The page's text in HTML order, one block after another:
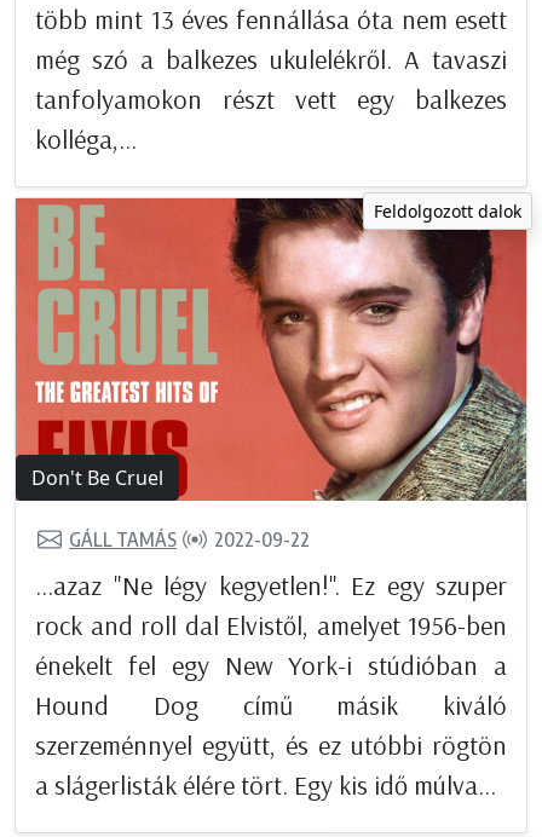
több mint 13 éves fennállása óta nem esett
még szó a balkezes ukulelékről. A tavaszi
tanfolyamokon részt vett egy balkezes
kolléga,...
Feldolgozott dalok
Don't Be Cruel
GÁLL TAMÁS 2022-09-22
...azaz "Ne légy kegyetlen!". Ez egy szuper
rock and roll dal Elvistől, amelyet 1956-ben
énekelt fel egy New York-i stúdióban a
Hound Dog című másik kiváló
szerzeménnyel együtt, és ez utóbbi rögtön
a slágerlisták élére tört. Egy kis idő múlva...